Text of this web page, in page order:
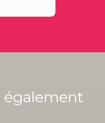
également